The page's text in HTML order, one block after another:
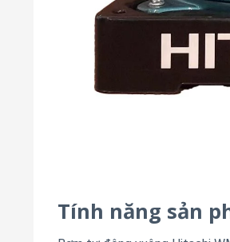
Tính năng sản